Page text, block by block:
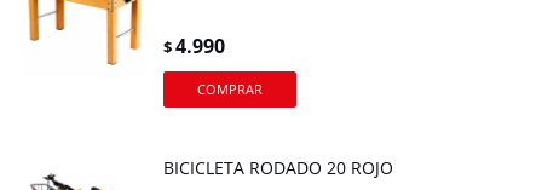
$4.990
BICICLETA RODADO 20 ROJO